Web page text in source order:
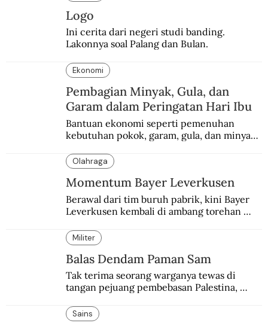
Logo
Ini cerita dari negeri studi banding.
Lakonnya soal Palang dan Bulan.
Ekonomi
Pembagian Minyak, Gula, dan
Garam dalam Peringatan Hari Ibu
Bantuan ekonomi seperti pemenuhan
kebutuhan pokok, garam, gula, dan minyak
peringatan Hari Ibu.
Olahraga
Momentum Bayer Leverkusen
Berawal dari tim buruh pabrik, kini Bayer
Leverkusen kembali di ambang torehan
“Neverkusen”.
Militer
Balas Dendam Paman Sam
Tak terima seorang warganya tewas di
tangan pejuang pembebasan Palestina,
pembalasan.
Sains